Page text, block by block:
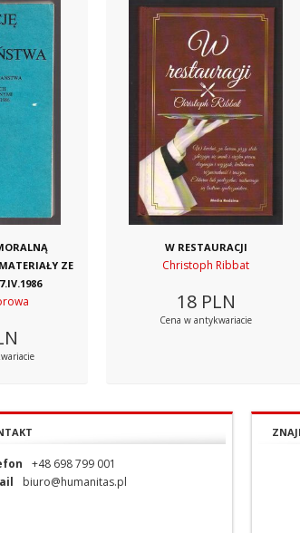
ZE
W RESTAURACJI
Christoph Ribbat
18 PLN
Cena w antykwariacie
+48 698 799 001
biuro@humanitas.pl